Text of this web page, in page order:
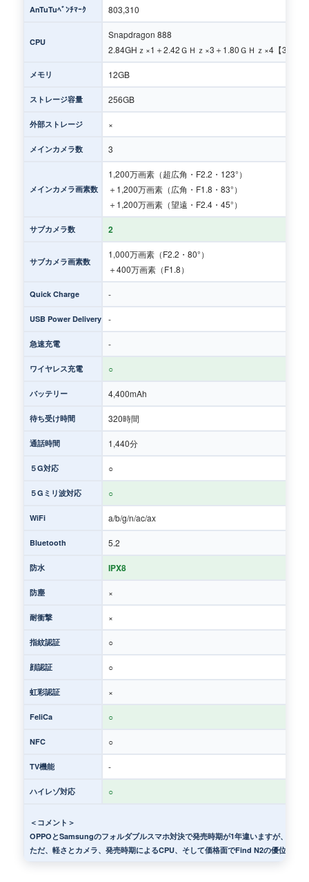
AnTuTuﾍﾞﾝﾁﾏｰｸ 803,310
CPU
Snapdragon 888
2.84GHｚ×1＋2.42ＧＨｚ×3＋1.80ＧＨｚ×4【3691】
メモリ 12GB
ストレージ容量 256GB
外部ストレージ ×
メインカメラ数 3
メインカメラ画素数
1,200万画素（超広角・F2.2・123°）
＋1,200万画素（広角・F1.8・83°）
＋1,200万画素（望遠・F2.4・45°）
サブカメラ数 2
サブカメラ画素数
1,000万画素（F2.2・80°）
＋400万画素（F1.8）
Quick Charge -
USB Power Delivery -
急速充電 -
ワイヤレス充電 ○
バッテリー 4,400mAh
待ち受け時間 320時間
通話時間 1,440分
５G対応 ○
５Gミリ波対応 ○
WiFi a/b/g/n/ac/ax
Bluetooth 5.2
防水 IPX8
防塵 ×
耐衝撃 ×
指紋認証 ○
顔認証 ○
虹彩認証 ×
FeliCa ○
NFC ○
TV機能 -
ハイレゾ対応 ○
＜コメント＞
OPPOとSamsungのフォルダブルスマホ対決で発売時期が1年違いますが、第3
ただ、軽さとカメラ、発売時期によるCPU、そして価格面でFind N2の優位性も